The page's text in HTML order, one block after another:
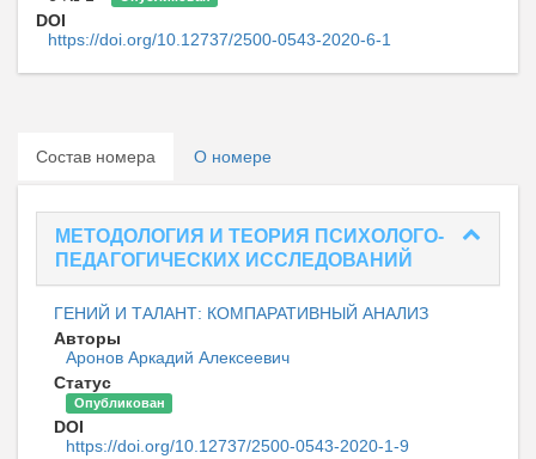
DOI
https://doi.org/10.12737/2500-0543-2020-6-1
Состав номера О номере
МЕТОДОЛОГИЯ И ТЕОРИЯ ПСИХОЛОГО-
ПЕДАГОГИЧЕСКИХ ИССЛЕДОВАНИЙ
ГЕНИЙ И ТАЛАНТ: КОМПАРАТИВНЫЙ АНАЛИЗ
Авторы
Аронов Аркадий Алексеевич
Статус
Опубликован
DOI
https://doi.org/10.12737/2500-0543-2020-1-9